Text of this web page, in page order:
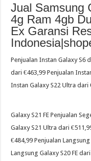
Jual Samsung
4g Ram 4gb
Ex Garansi
Penjualan Instan Galaxy S6
dari €463,99 Penjualan
Instan Galaxy S22 Ultra dari
Galaxy S21 FE Penjualan
Galaxy S21 Ultra dari
€484,99 Penjualan
Langsung Galaxy S20 FE